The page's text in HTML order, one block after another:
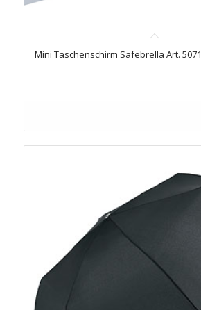
Mini Taschenschirm Safebrella Art. 5071